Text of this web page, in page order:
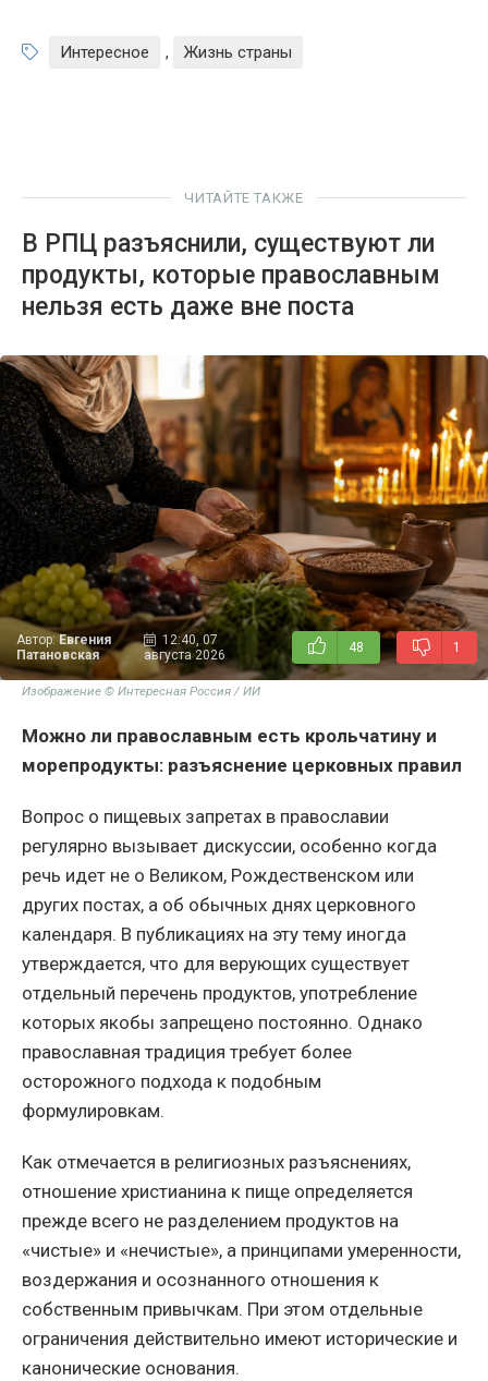
Интересное , Жизнь страны
ЧИТАЙТЕ ТАКЖЕ
В РПЦ разъяснили, существуют ли
продукты, которые православным
нельзя есть даже вне поста
Автор: Евгения
Патановская
12:40, 07
августа 2026
48 1
Изображение © Интересная Россия / ИИ
Можно ли православным есть крольчатину и
морепродукты: разъяснение церковных правил
Вопрос о пищевых запретах в православии
регулярно вызывает дискуссии, особенно когда
речь идет не о Великом, Рождественском или
других постах, а об обычных днях церковного
календаря. В публикациях на эту тему иногда
утверждается, что для верующих существует
отдельный перечень продуктов, употребление
которых якобы запрещено постоянно. Однако
православная традиция требует более
осторожного подхода к подобным
формулировкам.
Как отмечается в религиозных разъяснениях,
отношение христианина к пище определяется
прежде всего не разделением продуктов на
«чистые» и «нечистые», а принципами умеренности,
воздержания и осознанного отношения к
собственным привычкам. При этом отдельные
ограничения действительно имеют исторические и
канонические основания.